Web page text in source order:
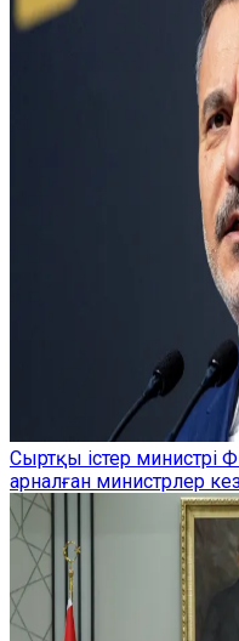
Сыртқы істер министрі
арналған министрлер